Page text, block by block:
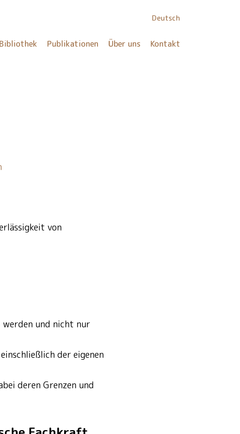
Deutsch
Bibliothek Publikationen Über uns Kontakt
von
und nicht nur
der eigenen
deren Grenzen und